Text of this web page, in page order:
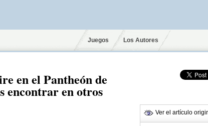
Juegos Los Autores
en el Pantheón de
encontrar en otros
Ver el artículo